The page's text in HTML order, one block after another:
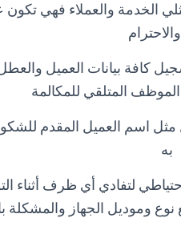
الخدمة والعملاء فهي
كافة بيانات العميل
المتلقي للمكالمة
مثل اسم العميل المقدم
به
لتفادي أي ظرف أثناء
وموديل الجهاز والمشكلة